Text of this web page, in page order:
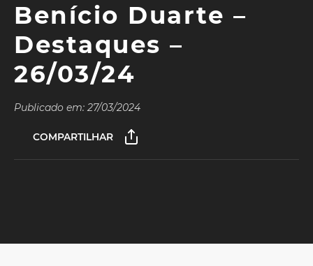
Benício Duarte –
Destaques –
26/03/24
Publicado em: 27/03/2024
COMPARTILHAR